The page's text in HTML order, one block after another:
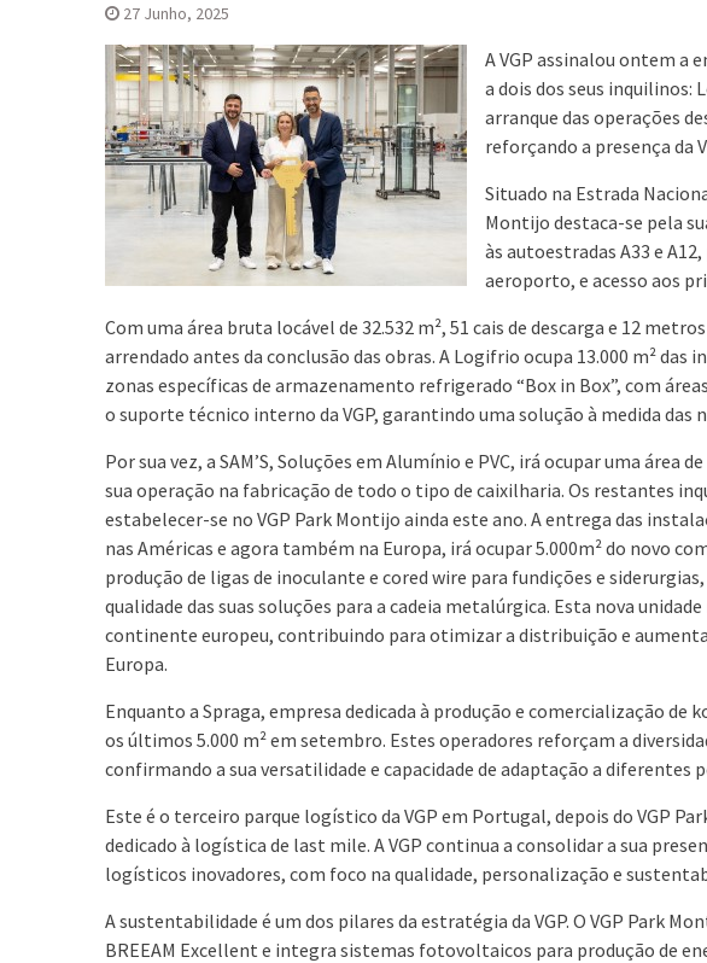
27 Junho, 2025
A VGP assinalou ontem a
a dois dos seus inquilinos:
arranque das operações
reforçando a presença da
Situado na Estrada
Montijo destaca-se pela
às autoestradas A33 e
aeroporto, e acesso aos
Com uma área bruta locável de 32.532 m², 51 cais de descarga e 12
arrendado antes da conclusão das obras. A Logifrio ocupa 13.000 m²
zonas específicas de armazenamento refrigerado “Box in Box”, com
o suporte técnico interno da VGP, garantindo uma solução à medida das
Por sua vez, a SAM’S, Soluções em Alumínio e PVC, irá ocupar uma área
sua operação na fabricação de todo o tipo de caixilharia. Os restantes
estabelecer-se no VGP Park Montijo ainda este ano. A entrega das
nas Américas e agora também na Europa, irá ocupar 5.000m² do novo
produção de ligas de inoculante e cored wire para fundições e
qualidade das suas soluções para a cadeia metalúrgica. Esta nova
continente europeu, contribuindo para otimizar a distribuição e
Europa.
Enquanto a Spraga, empresa dedicada à produção e comercialização de
os últimos 5.000 m² em setembro. Estes operadores reforçam a
confirmando a sua versatilidade e capacidade de adaptação a diferentes
Este é o terceiro parque logístico da VGP em Portugal, depois do VGP
dedicado à logística de last mile. A VGP continua a consolidar a sua
logísticos inovadores, com foco na qualidade, personalização e
A sustentabilidade é um dos pilares da estratégia da VGP. O VGP Park
BREEAM Excellent e integra sistemas fotovoltaicos para produção de